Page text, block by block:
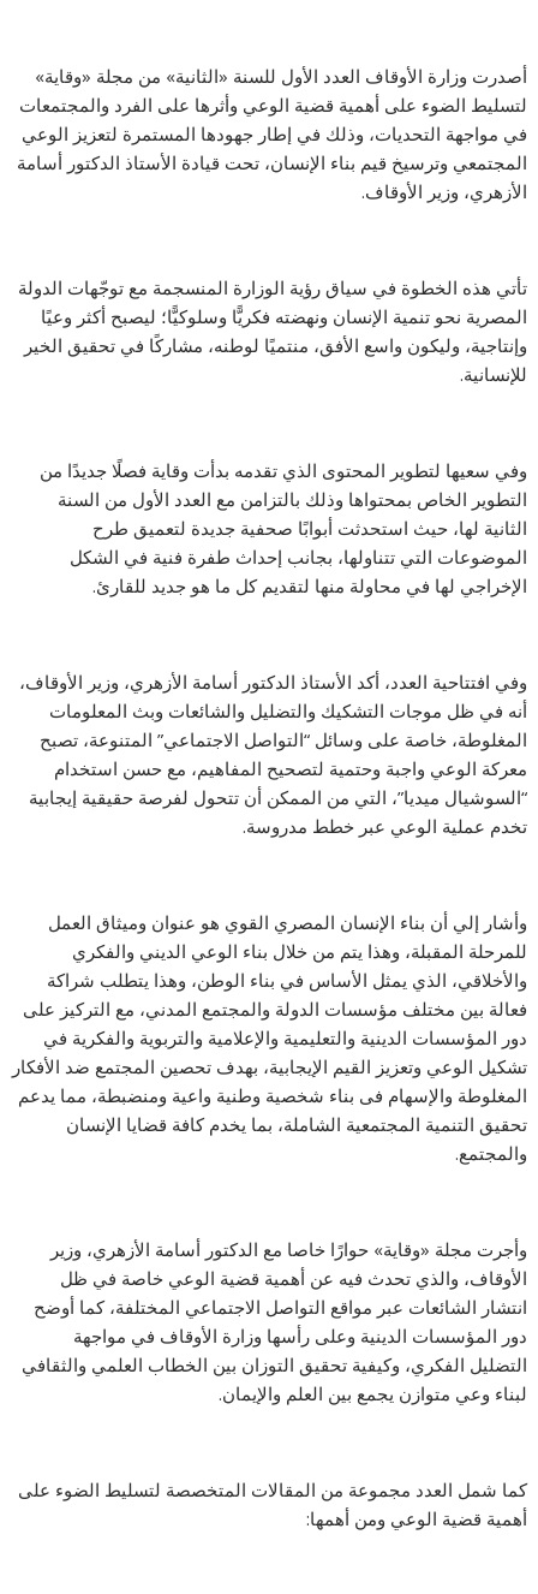
أصدرت وزارة الأوقاف العدد الأول للسنة «الثانية» من مجلة «وقاية»
لتسليط الضوء على أهمية قضية الوعي وأثرها على الفرد والمجتمعات
في مواجهة التحديات، وذلك في إطار جهودها المستمرة لتعزيز الوعي
المجتمعي وترسيخ قيم بناء الإنسان، تحت قيادة الأستاذ الدكتور أسامة
الأزهري، وزير الأوقاف.
تأتي هذه الخطوة في سياق رؤية الوزارة المنسجمة مع توجّهات الدولة
المصرية نحو تنمية الإنسان ونهضته فكريًّا وسلوكيًّا؛ ليصبح أكثر وعيًا
وإنتاجية، وليكون واسع الأفق، منتميًا لوطنه، مشاركًا في تحقيق الخير
للإنسانية.
وفي سعيها لتطوير المحتوى الذي تقدمه بدأت وقاية فصلًا جديدًا من
التطوير الخاص بمحتواها وذلك بالتزامن مع العدد الأول من السنة
الثانية لها، حيث استحدثت أبوابًا صحفية جديدة لتعميق طرح
الموضوعات التي تتناولها، بجانب إحداث طفرة فنية في الشكل
الإخراجي لها في محاولة منها لتقديم كل ما هو جديد للقارئ.
وفي افتتاحية العدد، أكد الأستاذ الدكتور أسامة الأزهري، وزير الأوقاف،
أنه في ظل موجات التشكيك والتضليل والشائعات وبث المعلومات
المغلوطة، خاصة على وسائل “التواصل الاجتماعي” المتنوعة، تصبح
معركة الوعي واجبة وحتمية لتصحيح المفاهيم، مع حسن استخدام
“السوشيال ميديا”، التي من الممكن أن تتحول لفرصة حقيقية إيجابية
تخدم عملية الوعي عبر خطط مدروسة.
وأشار إلي أن بناء الإنسان المصري القوي هو عنوان وميثاق العمل
للمرحلة المقبلة، وهذا يتم من خلال بناء الوعي الديني والفكري
والأخلاقي، الذي يمثل الأساس في بناء الوطن، وهذا يتطلب شراكة
فعالة بين مختلف مؤسسات الدولة والمجتمع المدني، مع التركيز على
دور المؤسسات الدينية والتعليمية والإعلامية والتربوية والفكرية في
تشكيل الوعي وتعزيز القيم الإيجابية، بهدف تحصين المجتمع ضد الأفكار
المغلوطة والإسهام فى بناء شخصية وطنية واعية ومنضبطة، مما يدعم
تحقيق التنمية المجتمعية الشاملة، بما يخدم كافة قضايا الإنسان
والمجتمع.
وأجرت مجلة «وقاية» حوارًا خاصا مع الدكتور أسامة الأزهري، وزير
الأوقاف، والذي تحدث فيه عن أهمية قضية الوعي خاصة في ظل
انتشار الشائعات عبر مواقع التواصل الاجتماعي المختلفة، كما أوضح
دور المؤسسات الدينية وعلى رأسها وزارة الأوقاف في مواجهة
التضليل الفكري، وكيفية تحقيق التوزان بين الخطاب العلمي والثقافي
لبناء وعي متوازن يجمع بين العلم والإيمان.
كما شمل العدد مجموعة من المقالات المتخصصة لتسليط الضوء على
أهمية قضية الوعي ومن أهمها: